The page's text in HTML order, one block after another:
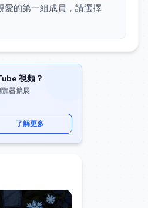
愛的第一組成員，請選擇
視頻？
器擴展
了解更多